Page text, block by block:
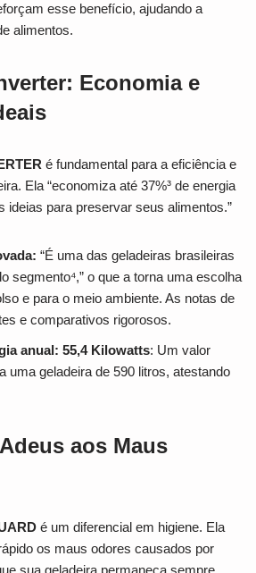
esse benefício, ajudando a
alimentos.
Economia e
é fundamental para a eficiência e
Ela “economiza até 37%³ de energia
ideias para preservar seus alimentos.”
“É uma das geladeiras brasileiras
segmento⁴,” o que a torna uma escolha
e para o meio ambiente. As notas de
e comparativos rigorosos.
anual: 55,4 Kilowatts: Um valor
uma geladeira de 590 litros, atestando
aos Maus
é um diferencial em higiene. Ela
os maus odores causados por
sua geladeira permaneça sempre